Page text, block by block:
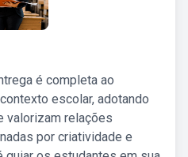
é completa ao
escolar, adotando
valorizam relações
por criatividade e